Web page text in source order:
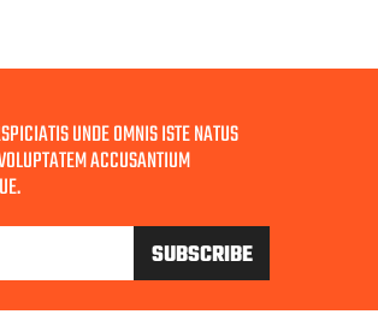
UNDE OMNIS ISTE NATUS
ACCUSANTIUM